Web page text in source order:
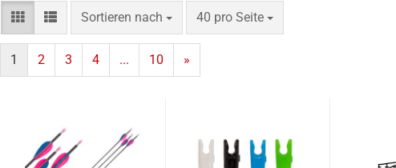
Sortieren nach
Sortieren nach 40 pro Seite
pro Seite
1 2 3 4 ... 10 »